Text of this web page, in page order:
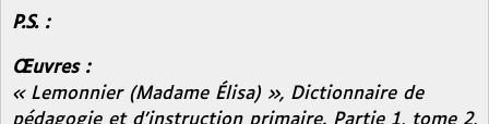
P.S. :
Œuvres :
« Lemonnier (Madame Élisa) », Dictionnaire de
pédagogie et d’instruction primaire. Partie 1, tome 2,